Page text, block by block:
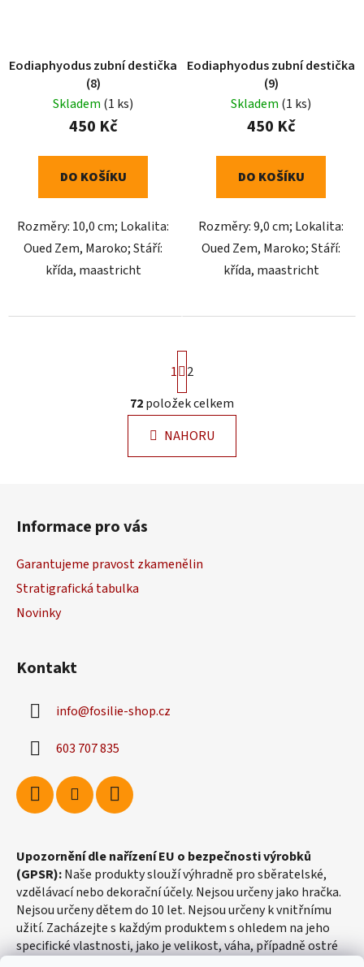
Eodiaphyodus zubní destička
(8)
Skladem (1 ks)
450 Kč
DO KOŠÍKU
Rozměry: 10,0 cm; Lokalita:
Oued Zem, Maroko; Stáří:
křída, maastricht
Eodiaphyodus zubní destička
(9)
Skladem (1 ks)
450 Kč
DO KOŠÍKU
Rozměry: 9,0 cm; Lokalita:
Oued Zem, Maroko; Stáří:
křída, maastricht
O
v
l
p
r
S
t
r
á
n
k
1
2
72položek celkem
NAHORU
Informace pro vás
Garantujeme pravost zkamenělin
Stratigrafická tabulka
Novinky
Kontakt
info@fosilie-shop.cz
603 707 835
Upozornění dle nařízení EU o bezpečnosti výrobků
(GPSR):Naše produkty slouží výhradně pro sběratelské,
vzdělávací nebo dekorační účely. Nejsou určeny jako hračka.
Nejsou určeny dětem do 10 let. Nejsou určeny k vnitřnímu
užití. Zacházejte s každým produktem s ohledem na jeho
specifické vlastnosti, jako je velikost, váha, případně ostré